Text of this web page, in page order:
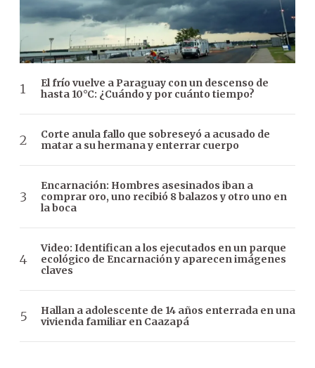
El frío vuelve a Paraguay con un descenso de
hasta 10°C: ¿Cuándo y por cuánto tiempo?
Corte anula fallo que sobreseyó a acusado de
matar a su hermana y enterrar cuerpo
Encarnación: Hombres asesinados iban a
comprar oro, uno recibió 8 balazos y otro uno en
la boca
Video: Identifican a los ejecutados en un parque
ecológico de Encarnación y aparecen imágenes
claves
Hallan a adolescente de 14 años enterrada en una
vivienda familiar en Caazapá